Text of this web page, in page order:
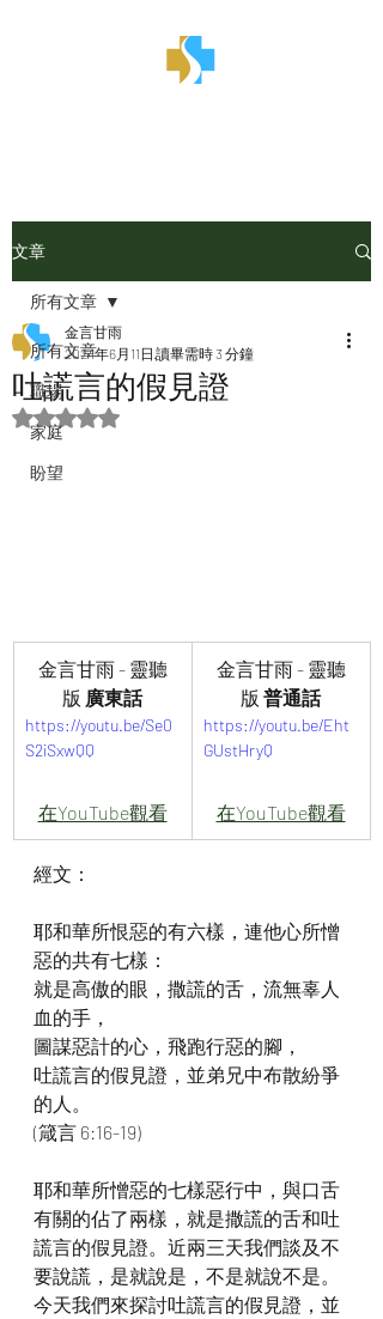
文章
所有文章
職場
家庭
盼望
所有文章
吐謊言的假見證
金言甘雨
2024年6月11日 讀畢需時 3 分鐘
評等為 NaN（最高為 5 顆星）。
金言甘雨 - 靈聽
版 廣東話
https://youtu.be/Se0
S2iSxwQQ
在YouTube觀看
金言甘雨 - 靈聽
版 普通話
https://youtu.be/Eht
GUstHryQ
在YouTube觀看
經文：
耶和華所恨惡的有六樣，連他心所憎
惡的共有七樣：
就是高傲的眼，撒謊的舌，流無辜人
血的手，
圖謀惡計的心，飛跑行惡的腳，
吐謊言的假見證，並弟兄中布散紛爭
的人。
(箴言 6:16-19)
耶和華所憎惡的七樣惡行中，與口舌
有關的佔了兩樣，就是撒謊的舌和吐
謊言的假見證。近兩三天我們談及不
要說謊，是就說是，不是就說不是。
今天我們來探討吐謊言的假見證，並